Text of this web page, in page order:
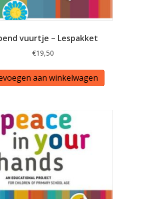
vuurtje – Lespakket
€19,50
aan winkelwagen